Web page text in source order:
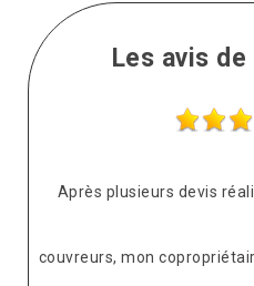
Les avis
Après plusieurs devis
couvreurs, mon